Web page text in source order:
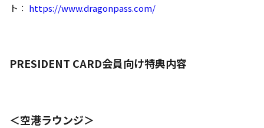
ト： https://www.dragonpass.com/
PRESIDENT CARD会員向け特典内容
＜空港ラウンジ＞